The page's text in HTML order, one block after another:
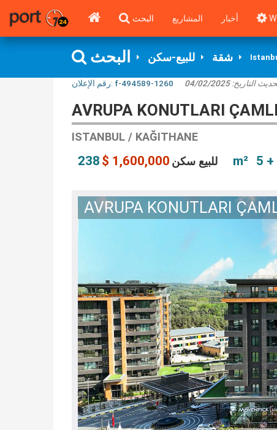
البحث المشاريع أخبار
البحث للبيع-سكن شقة
رقم الإعلان: f-494589-1260 التاريخ:04/02/2025
AVRUPA KONUTLARI
ISTANBUL / KAĞITHANE
للبيع سكن 1,600,000 $ 238 m² 5 +
AVRUPA KONUTLARI